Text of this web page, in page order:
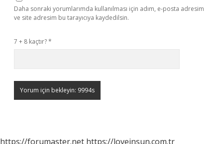
Daha sonraki yorumlarımda kullanılması için adım, e-posta adresim
ve site adresim bu tarayıcıya kaydedilsin.
7 + 8 kaçtır?*
https://forumaster.net https://loveinsun.com.tr